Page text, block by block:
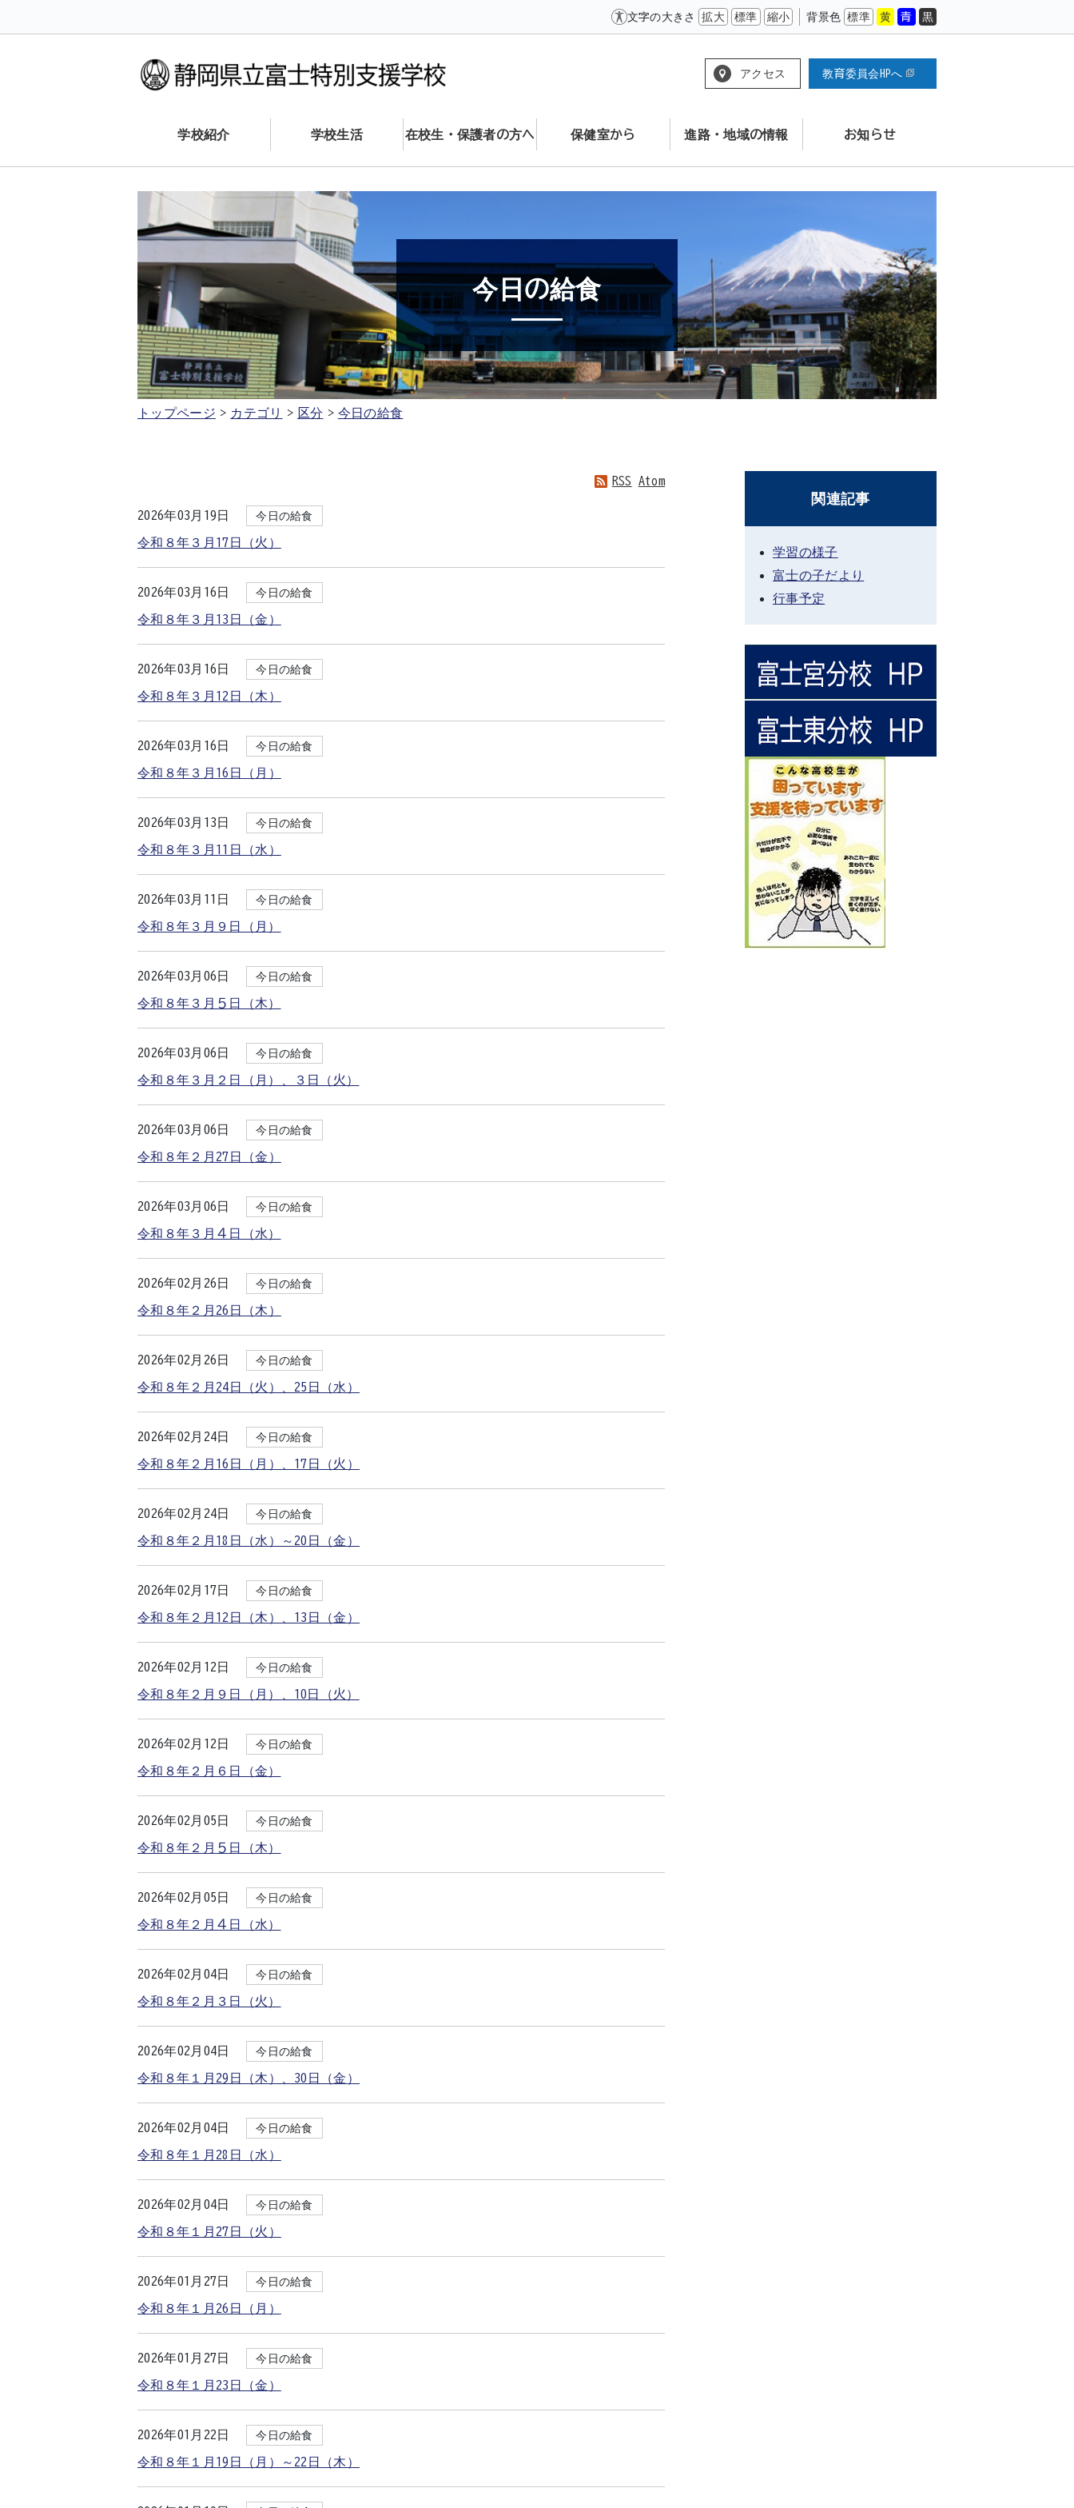
文字の大きさ 拡大 標準 縮小 背景色 標準 黄 青 黒
アクセス 教育委員会HPへ
学校紹介 学校生活 在校生・保護者の方へ 保健室から 進路・地域の情報 お知らせ
今日の給食
トップページ カテゴリ 区分 今日の給食
RSS Atom
2026年03月19日 今日の給食
令和８年３月17日（火）
2026年03月16日 今日の給食
令和８年３月13日（金）
2026年03月16日 今日の給食
令和８年３月12日（木）
2026年03月16日 今日の給食
令和８年３月16日（月）
2026年03月13日 今日の給食
令和８年３月11日（水）
2026年03月11日 今日の給食
令和８年３月９日（月）
2026年03月06日 今日の給食
令和８年３月５日（木）
2026年03月06日 今日の給食
令和８年３月２日（月）、３日（火）
2026年03月06日 今日の給食
令和８年２月27日（金）
2026年03月06日 今日の給食
令和８年３月４日（水）
2026年02月26日 今日の給食
令和８年２月26日（木）
2026年02月26日 今日の給食
令和８年２月24日（火）、25日（水）
2026年02月24日 今日の給食
令和８年２月16日（月）、17日（火）
2026年02月24日 今日の給食
令和８年２月18日（水）～20日（金）
2026年02月17日 今日の給食
令和８年２月12日（木）、13日（金）
2026年02月12日 今日の給食
令和８年２月９日（月）、10日（火）
2026年02月12日 今日の給食
令和８年２月６日（金）
2026年02月05日 今日の給食
令和８年２月５日（木）
2026年02月05日 今日の給食
令和８年２月４日（水）
2026年02月04日 今日の給食
令和８年２月３日（火）
2026年02月04日 今日の給食
令和８年１月29日（木）、30日（金）
2026年02月04日 今日の給食
令和８年１月28日（水）
2026年02月04日 今日の給食
令和８年１月27日（火）
2026年01月27日 今日の給食
令和８年１月26日（月）
2026年01月27日 今日の給食
令和８年１月23日（金）
2026年01月22日 今日の給食
令和８年１月19日（月）～22日（木）
関連記事
学習の様子
富士の子だより
行事予定